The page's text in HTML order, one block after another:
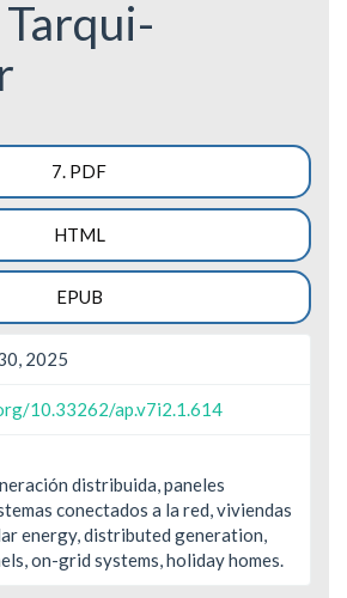
7. PDF
HTML
EPUB
2025
10.33262/ap.v7i2.1.614
distribuida, paneles
conectados a la red, viviendas
energy, distributed generation,
on-grid systems, holiday homes.